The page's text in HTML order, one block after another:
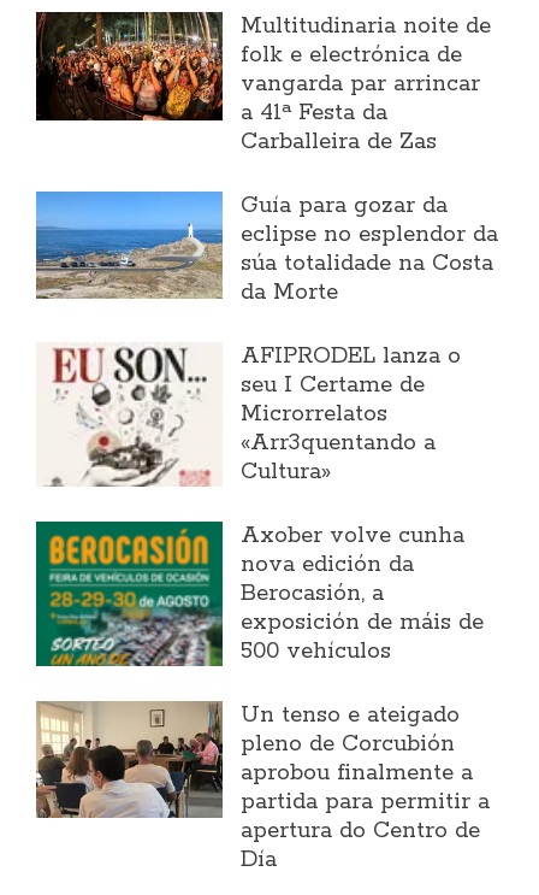
Multitudinaria noite de
folk e electrónica de
vangarda par arrincar
a 41ª Festa da
Carballeira de Zas
Guía para gozar da
eclipse no esplendor da
súa totalidade na Costa
da Morte
AFIPRODEL lanza o
seu I Certame de
Microrrelatos
«Arr3quentando a
Cultura»
Axober volve cunha
nova edición da
Berocasión, a
exposición de máis de
500 vehículos
Un tenso e ateigado
pleno de Corcubión
aprobou finalmente a
partida para permitir a
apertura do Centro de
Día